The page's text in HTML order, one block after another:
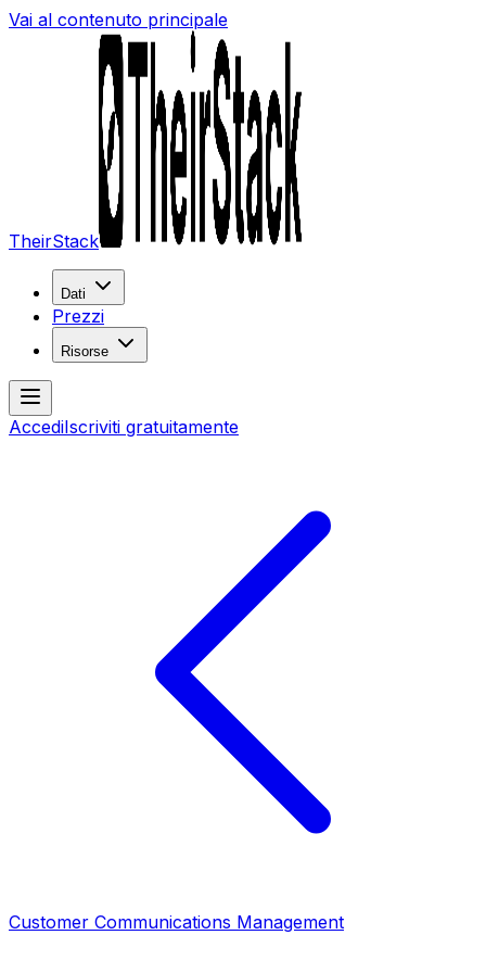
Vai al contenuto principale
TheirStack
Dati
Prezzi
Risorse
AccediIscriviti gratuitamente
Customer Communications Management